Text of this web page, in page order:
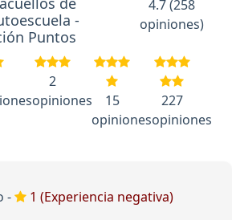
-
Puntos
4.7 (258
opiniones)
2
opiniones
15
opiniones
227
opiniones
-
1 (Experiencia negativa)